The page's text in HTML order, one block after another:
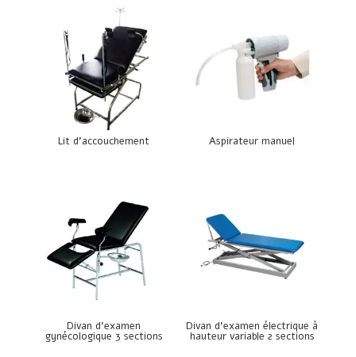
Lit d’accouchement Aspirateur manuel
Divan d’examen
gynécologique 3 sections
Divan d’examen électrique à
hauteur variable 2 sections